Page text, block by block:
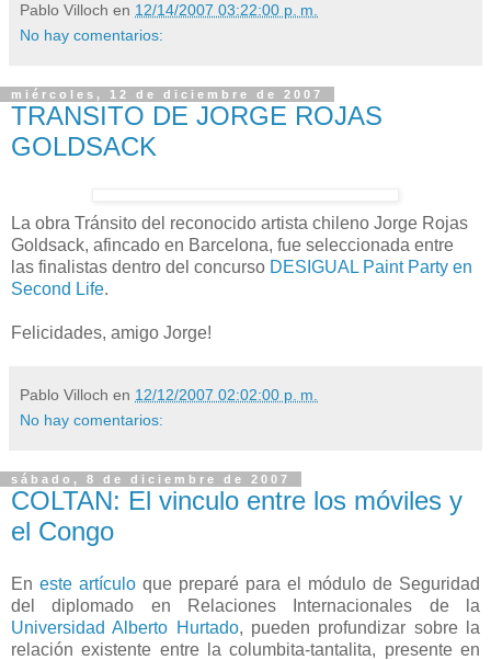
Pablo Villoch en 12/14/2007 03:22:00 p. m.
No hay comentarios:
miércoles, 12 de diciembre de 2007
TRANSITO DE JORGE ROJAS
GOLDSACK
La obra Tránsito del reconocido artista chileno Jorge Rojas
Goldsack, afincado en Barcelona, fue seleccionada entre
las finalistas dentro del concurso DESIGUAL Paint Party en
Second Life.
Felicidades, amigo Jorge!
Pablo Villoch en 12/12/2007 02:02:00 p. m.
No hay comentarios:
sábado, 8 de diciembre de 2007
COLTAN: El vinculo entre los móviles y
el Congo
En este artículo que preparé para el módulo de Seguridad
del diplomado en Relaciones Internacionales de la
Universidad Alberto Hurtado, pueden profundizar sobre la
relación existente entre la columbita-tantalita, presente en